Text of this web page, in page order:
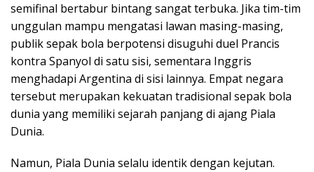
semifinal bertabur bintang sangat terbuka. Jika tim-tim
unggulan mampu mengatasi lawan masing-masing,
publik sepak bola berpotensi disuguhi duel Prancis
kontra Spanyol di satu sisi, sementara Inggris
menghadapi Argentina di sisi lainnya. Empat negara
tersebut merupakan kekuatan tradisional sepak bola
dunia yang memiliki sejarah panjang di ajang Piala
Dunia.
Namun, Piala Dunia selalu identik dengan kejutan.